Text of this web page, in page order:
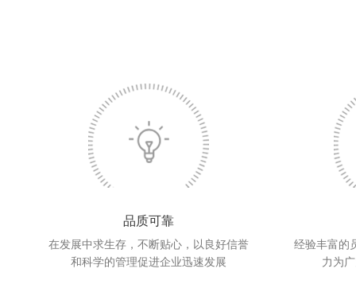
品质可靠
在发展中求生存，不断贴心，以良好信誉
和科学的管理促进企业迅速发展
经验丰富的
力为